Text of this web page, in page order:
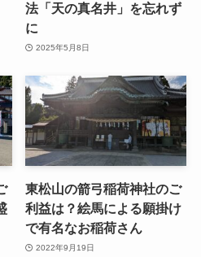
法「天の真名井」を忘れず
に
2025年5月8日
東松山の箭弓稲荷神社のご
利益は？絵馬による願掛け
で有名なお稲荷さん
2022年9月19日